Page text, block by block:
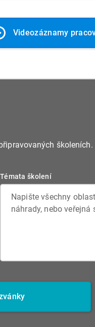
Videozáznamy
školeních.
Témata školení